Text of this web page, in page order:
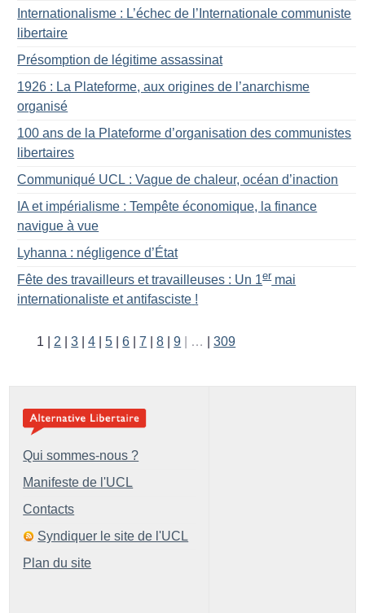
Internationalisme : L’échec de l’Internationale communiste
libertaire
Présomption de légitime assassinat
1926 : La Plateforme, aux origines de l’anarchisme
organisé
100 ans de la Plateforme d’organisation des communistes
libertaires
Communiqué UCL : Vague de chaleur, océan d’inaction
IA et impérialisme : Tempête économique, la finance
navigue à vue
Lyhanna : négligence d’État
Fête des travailleurs et travailleuses : Un 1ermai
internationaliste et antifasciste !
1 2 3 4 5 6 7 8 9 … 309
Qui sommes-nous ?
Manifeste de l'UCL
Contacts
Syndiquer le site de l'UCL
Plan du site